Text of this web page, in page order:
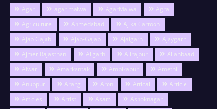
Agar
agar malwa AgarMalwa
Agra
Agriculture
Ahmedabad
Aj ka Cartoon
Ajab Gajab
Ajab-Gajab Ajaigarh
Ajaygarh
Ajmer Rajasthan
Aligarh Alirajpur
Allahbaad
Alwar
Amarkantak Ambikapur
Amethi
Anuppur
Arang Aron Artical
Article
Articles
Artist Asam
Ashoknagar